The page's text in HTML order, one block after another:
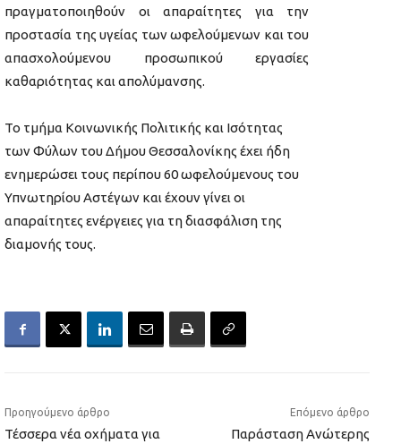
πραγματοποιηθούν οι απαραίτητες για την
προστασία της υγείας των ωφελούμενων και του
απασχολούμενου προσωπικού εργασίες
καθαριότητας και απολύμανσης.
Το τμήμα Κοινωνικής Πολιτικής και Ισότητας
των Φύλων του Δήμου Θεσσαλονίκης έχει ήδη
ενημερώσει τους περίπου 60 ωφελούμενους του
Υπνωτηρίου Αστέγων και έχουν γίνει οι
απαραίτητες ενέργειες για τη διασφάλιση της
διαμονής τους.
Προηγούμενο άρθρο
Τέσσερα νέα οχήματα για
Επόμενο άρθρο
Παράσταση Ανώτερης